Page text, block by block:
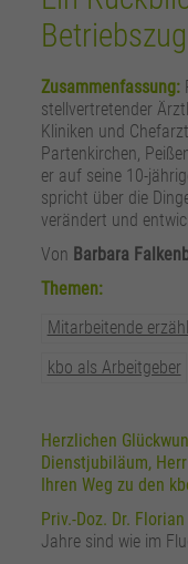
Zusammenfassung:
stellvertretender
Kliniken und
Partenkirchen,
er auf seine 10-
spricht über die
verändert und
Von Barbara
Themen:
Mitarbeitende
kbo als Arbeitgeber
Herzlichen
Dienstjubiläum,
Ihren Weg zu den
Priv.-Doz. Dr.
Jahre sind wie im
Zweck
zusätzliche